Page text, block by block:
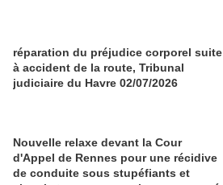
réparation du préjudice corporel suite
à accident de la route, Tribunal
judiciaire du Havre 02/07/2026
Nouvelle relaxe devant la Cour
d'Appel de Rennes pour une récidive
de conduite sous stupéfiants et